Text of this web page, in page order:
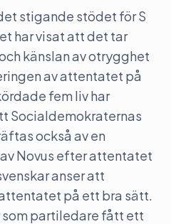
stigande stödet för S
har visat att det tar
känslan av otrygghet
av attentatet på
fem liv har
Socialdemokraternas
också av en
Novus efter attentatet
anser att
på ett bra sätt.
som partiledare fått ett